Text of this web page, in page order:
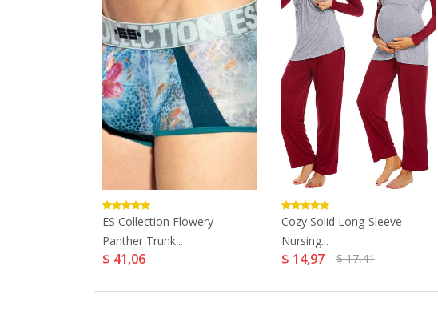
ES Collection Flowery
Panther Trunk...
$ 41,06
Cozy Solid Long-Sleeve
Nursing...
$ 14,97 $ 17,41